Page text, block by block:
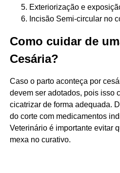
Exteriorização e
Incisão Semi-circular no
Como cuidar de
Cesária?
Caso o parto aconteça por
devem ser adotados, pois isso
cicatrizar de forma adequada.
do corte com medicamentos
Veterinário é importante evitar
mexa no curativo.